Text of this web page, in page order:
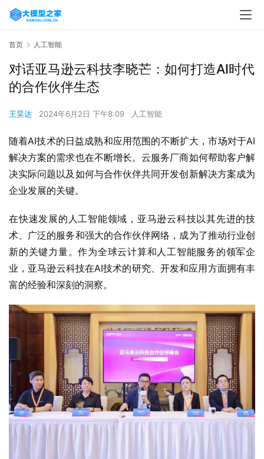
首页 人工智能
对话亚马逊云科技李晓芒：如何打造AI时代
的合作伙伴生态
王昊达 2024年6月2日 下午8:09 人工智能
随着AI技术的日益成熟和应用范围的不断扩大，市场对于AI
解决方案的需求也在不断增长。云服务厂商如何帮助客户解
决实际问题以及如何与合作伙伴共同开发创新解决方案成为
企业发展的关键。
在快速发展的人工智能领域，亚马逊云科技以其先进的技
术、广泛的服务和强大的合作伙伴网络，成为了推动行业创
新的关键力量。作为全球云计算和人工智能服务的领军企
业，亚马逊云科技在AI技术的研究、开发和应用方面拥有丰
富的经验和深刻的洞察。